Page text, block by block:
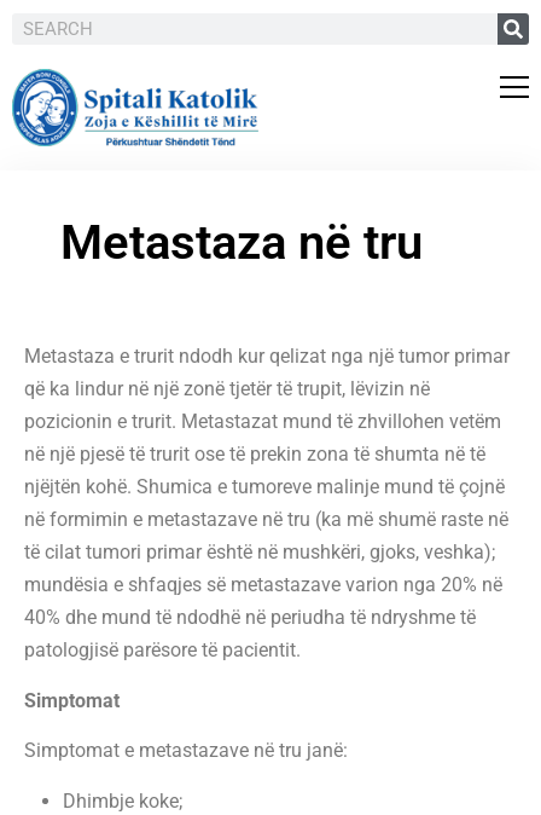
Metastaza në tru
Metastaza e trurit ndodh kur qelizat nga një tumor primar
që ka lindur në një zonë tjetër të trupit, lëvizin në
pozicionin e trurit. Metastazat mund të zhvillohen vetëm
në një pjesë të trurit ose të prekin zona të shumta në të
njëjtën kohë. Shumica e tumoreve malinje mund të çojnë
në formimin e metastazave në tru (ka më shumë raste në
të cilat tumori primar është në mushkëri, gjoks, veshka);
mundësia e shfaqjes së metastazave varion nga 20% në
40% dhe mund të ndodhë në periudha të ndryshme të
patologjisë parësore të pacientit.
Simptomat
Simptomat e metastazave në tru janë:
Dhimbje koke;